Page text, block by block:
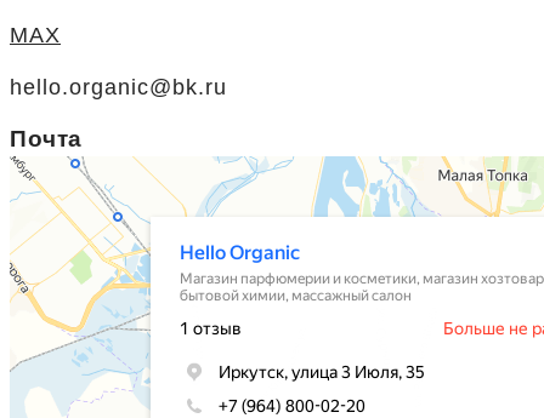
MAX
hello.organic@bk.ru
Почта